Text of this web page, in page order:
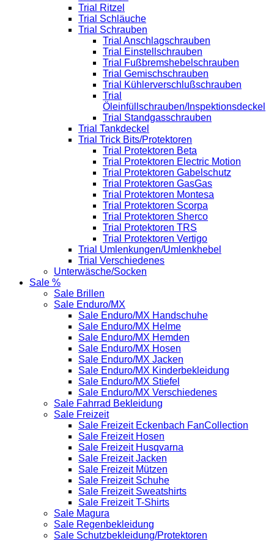
Trial Ritzel
Trial Schläuche
Trial Schrauben
Trial Anschlagschrauben
Trial Einstellschrauben
Trial Fußbremshebelschrauben
Trial Gemischschrauben
Trial Kühlerverschlußschrauben
Trial
Öleinfüllschrauben/Inspektionsdeckel
Trial Standgasschrauben
Trial Tankdeckel
Trial Trick Bits/Protektoren
Trial Protektoren Beta
Trial Protektoren Electric Motion
Trial Protektoren Gabelschutz
Trial Protektoren GasGas
Trial Protektoren Montesa
Trial Protektoren Scorpa
Trial Protektoren Sherco
Trial Protektoren TRS
Trial Protektoren Vertigo
Trial Umlenkungen/Umlenkhebel
Trial Verschiedenes
Unterwäsche/Socken
Sale %
Sale Brillen
Sale Enduro/MX
Sale Enduro/MX Handschuhe
Sale Enduro/MX Helme
Sale Enduro/MX Hemden
Sale Enduro/MX Hosen
Sale Enduro/MX Jacken
Sale Enduro/MX Kinderbekleidung
Sale Enduro/MX Stiefel
Sale Enduro/MX Verschiedenes
Sale Fahrrad Bekleidung
Sale Freizeit
Sale Freizeit Eckenbach FanCollection
Sale Freizeit Hosen
Sale Freizeit Husqvarna
Sale Freizeit Jacken
Sale Freizeit Mützen
Sale Freizeit Schuhe
Sale Freizeit Sweatshirts
Sale Freizeit T-Shirts
Sale Magura
Sale Regenbekleidung
Sale Schutzbekleidung/Protektoren